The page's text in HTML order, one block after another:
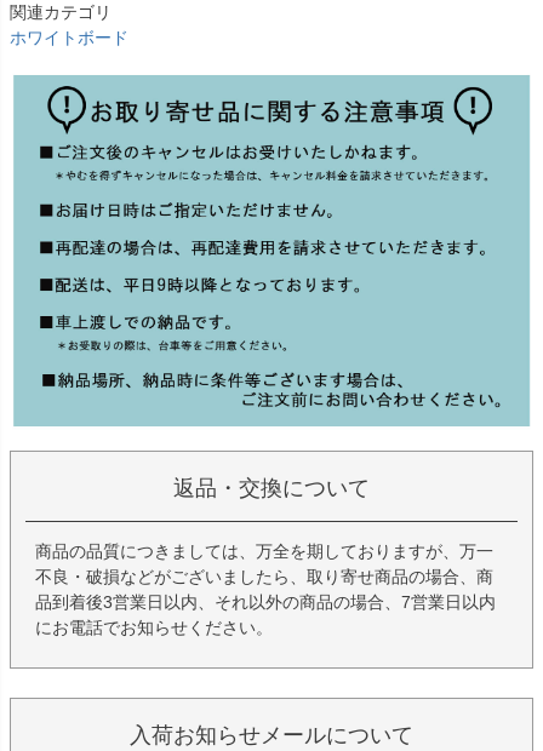
関連カテゴリ
ホワイトボード
返品・交換について
商品の品質につきましては、万全を期しておりますが、万一
不良・破損などがございましたら、取り寄せ商品の場合、商
品到着後3営業日以内、それ以外の商品の場合、7営業日以内
にお電話でお知らせください。
入荷お知らせメールについて